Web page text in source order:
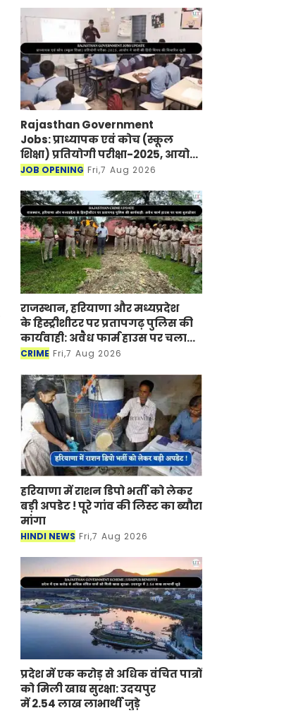
Rajasthan Government
Jobs: प्राध्यापक एवं कोच (स्कूल
शिक्षा) प्रतियोगी परीक्षा-2025, आयोग
ने जारी की हिंदी विषय की विचारित
JOB OPENING Fri,7 Aug 2026
राजस्थान, हरियाणा और मध्यप्रदेश
के हिस्ट्रीशीटर पर प्रतापगढ़ पुलिस की
कार्यवाही: अवैध फार्म हाउस पर चला
बुलडोजर
CRIME Fri,7 Aug 2026
हरियाणा में राशन डिपो भर्ती को लेकर
बड़ी अपडेट ! पूरे गांव की लिस्ट का ब्यौरा
मांगा
HINDI NEWS Fri,7 Aug 2026
प्रदेश में एक करोड़ से अधिक वंचित पात्रों
को मिली खाद्य सुरक्षा: उदयपुर
में 2.54 लाख लाभार्थी जुड़े